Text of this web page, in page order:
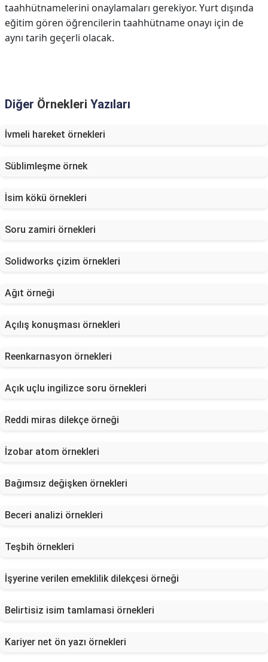
taahhütnamelerini onaylamaları gerekiyor. Yurt dışında
eğitim gören öğrencilerin taahhütname onayı için de
aynı tarih geçerli olacak.
Diğer Örnekleri Yazıları
İvmeli hareket örnekleri
Süblimleşme örnek
İsim kökü örnekleri
Soru zamiri örnekleri
Solidworks çizim örnekleri
Ağıt örneği
Açılış konuşması örnekleri
Reenkarnasyon örnekleri
Açık uçlu ingilizce soru örnekleri
Reddi miras dilekçe örneği
İzobar atom örnekleri
Bağımsız değişken örnekleri
Beceri analizi örnekleri
Teşbih örnekleri
İşyerine verilen emeklilik dilekçesi örneği
Belirtisiz isim tamlamasi örnekleri
Kariyer net ön yazı örnekleri